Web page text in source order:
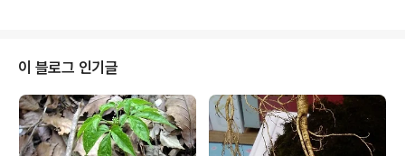
이 블로그 인기글